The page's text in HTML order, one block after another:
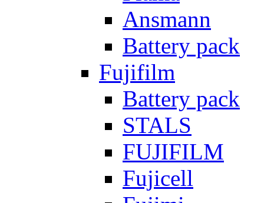
Ansmann
Battery pack
Fujifilm
Battery pack
STALS
FUJIFILM
Fujicell